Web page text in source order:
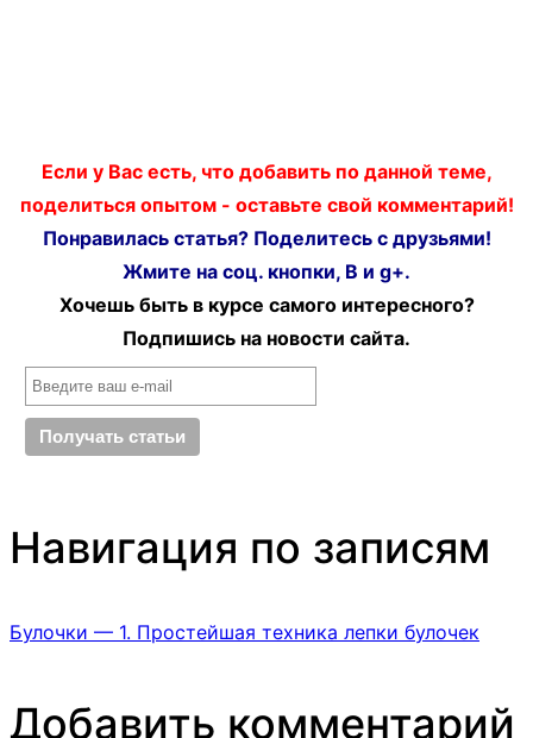
Если у Вас есть, что добавить по данной теме,
поделиться опытом - оставьте свой комментарий!
Понравилась статья? Поделитесь с друзьями!
Жмите на соц. кнопки, В и g+.
Хочешь быть в курсе самого интересного?
Подпишись на новости сайта.
Навигация по записям
Булочки — 1. Простейшая техника лепки булочек
Добавить комментарий